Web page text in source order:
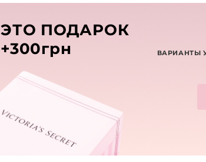
ЭТО ПОДАРОК
+300грн
ВАРИАНТЫ